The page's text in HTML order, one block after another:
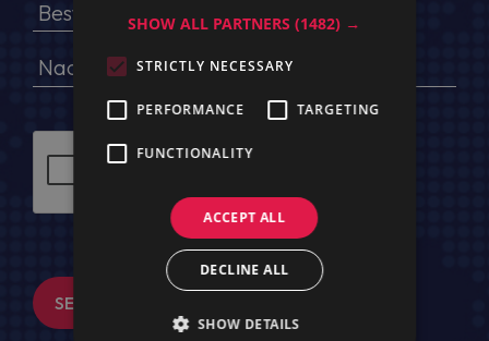
SENDEN
SHOW ALL PARTNERS(1482) →
STRICTLY NECESSARY
PERFORMANCE TARGETING
FUNCTIONALITY
ACCEPT ALL
DECLINE ALL
SHOW DETAILS